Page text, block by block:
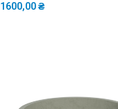
1600,00₴